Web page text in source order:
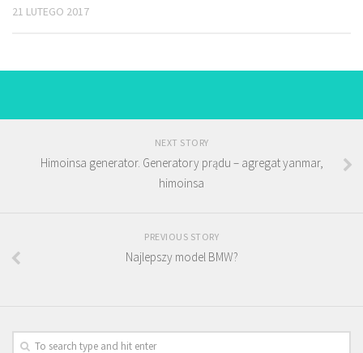
21 LUTEGO 2017
NEXT STORY
Himoinsa generator. Generatory prądu – agregat yanmar,
himoinsa
PREVIOUS STORY
Najlepszy model BMW?